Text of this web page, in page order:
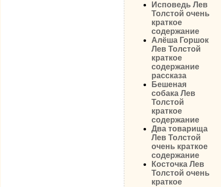
Исповедь Лев
Толстой очень
краткое
содержание
Алёша Горшок
Лев Толстой
краткое
содержание
рассказа
Бешеная
собака Лев
Толстой
краткое
содержание
Два товарища
Лев Толстой
очень краткое
содержание
Косточка Лев
Толстой очень
краткое